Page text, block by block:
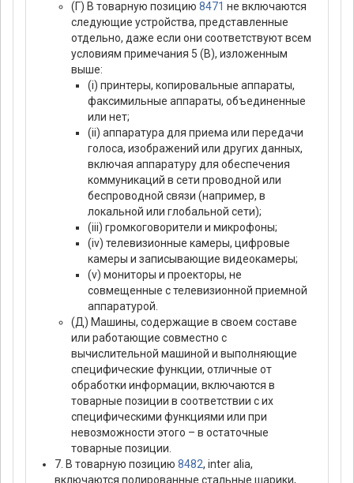
(Г) В товарную позицию 8471 не включаются
следующие устройства, представленные
отдельно, даже если они соответствуют всем
условиям примечания 5 (В), изложенным
выше:
(i) принтеры, копировальные аппараты,
факсимильные аппараты, объединенные
или нет;
(ii) аппаратура для приема или передачи
голоса, изображений или других данных,
включая аппаратуру для обеспечения
коммуникаций в сети проводной или
беспроводной связи (например, в
локальной или глобальной сети);
(iii) громкоговорители и микрофоны;
(iv) телевизионные камеры, цифровые
камеры и записывающие видеокамеры;
(v) мониторы и проекторы, не
совмещенные с телевизионной приемной
аппаратурой.
(Д) Машины, содержащие в своем составе
или работающие совместно с
вычислительной машиной и выполняющие
специфические функции, отличные от
обработки информации, включаются в
товарные позиции в соответствии с их
специфическими функциями или при
невозможности этого – в остаточные
товарные позиции.
7. В товарную позицию 8482, inter alia,
включаются полированные стальные шарики,